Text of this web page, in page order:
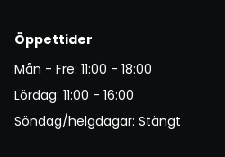
Öppettider
Mån - Fre: 11:00 - 18:00
Lördag: 11:00 - 16:00
Söndag/helgdagar: Stängt